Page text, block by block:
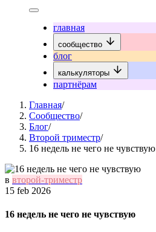
главная
сообщество
блог
калькуляторы
партнёрам
Главная/
Сообщество/
Блог/
Второй триместр/
16 недель не чего не чувствую
в второй-триместр
15 feb 2026
16 недель не чего не чувствую